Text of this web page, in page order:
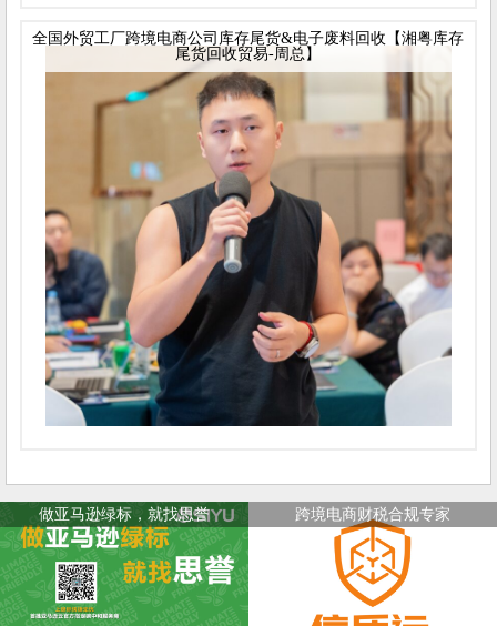
全国外贸工厂跨境电商公司库存尾货&电子废料回收【湘粤库存
尾货回收贸易-周总】
做亚马逊绿标，就找思誉 跨境电商财税合规专家